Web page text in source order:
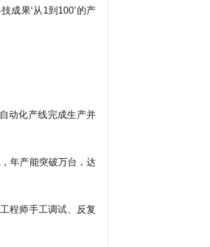
成果‘从1到100’的产
动化产线完成生产并
年产能突破万台，达
程师手工调试、反复